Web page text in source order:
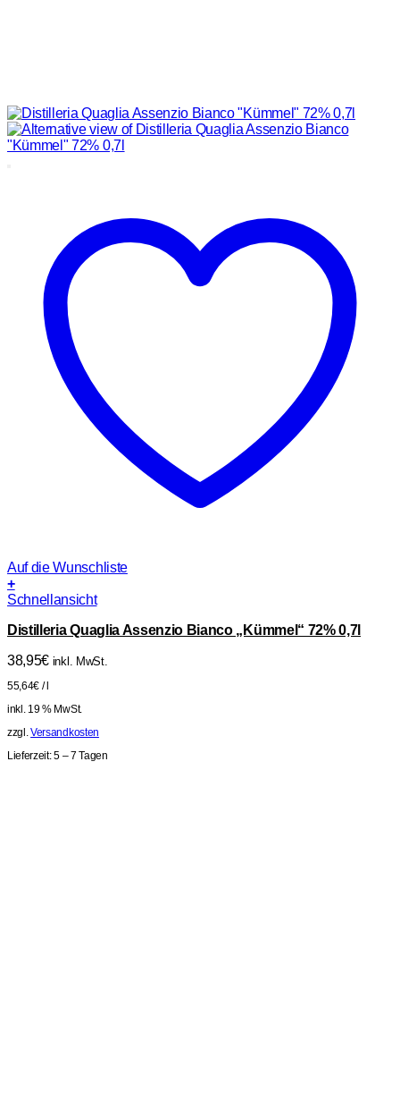
Auf die Wunschliste
+
Schnellansicht
Distilleria Quaglia Assenzio Bianco „Kümmel“ 72% 0,7l
38,95€ inkl. MwSt.
55,64€ /
inkl. 19 % MwSt.
zzgl.Versandkosten
Lieferzeit:5 – 7 Tagen